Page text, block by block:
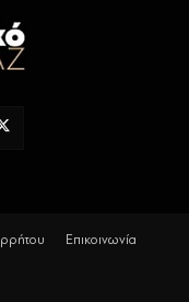
Επικοινωνία